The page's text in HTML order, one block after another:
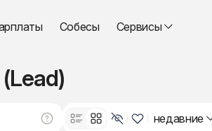
Собесы Сервисы
недавние